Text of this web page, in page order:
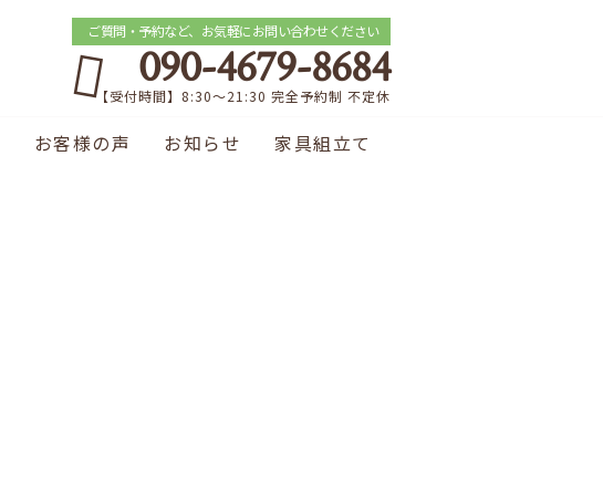
ご質問・予約など、お気軽にお問い合わせください
090-4679-8684
【受付時間】8:30～21:30 完全予約制 不定休
お客様の声 お知らせ 家具組立て